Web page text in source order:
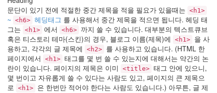
문단이 있기 전에 적절한 중간 제목을 적을 필요가 있을때는 <h1>
~ <h6> 헤딩태그 를 사용해서 중간 제목을 적으면 됩니다. 헤딩 태
그는 <h1> 에서 <h6> 까지 쓸 수 있습니다. 대부분의 텍스트큐브
혹은 티스토리 테마(스킨)의 경우, 블로그 이름(제목)에
<h1> 을 사
용하고, 각각의 글 제목에
<h2> 를 사용하고 있습니다. (HTML 한
페이지에서
<h1> 태그를 몇 번 쓸 수 있는지에 대해서는 약간의 논
란이 있습니다. 페이지의 제목은 이미
<title> 태그 안에 있으니,
몇 번이고 자유롭게 쓸 수 있다는 사람도 있고, 페이지의 큰 제목으
로
<h1> 은 한번만 적어야 한다는 사람도 있습니다.) 아무튼, 글 제
개
부
Opera
나
를
대
표